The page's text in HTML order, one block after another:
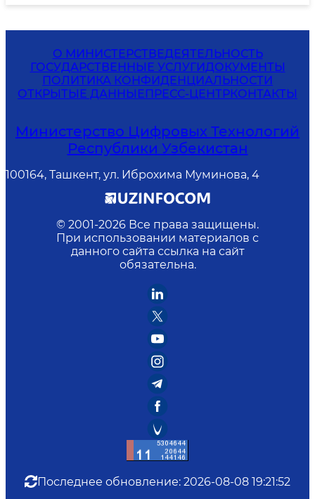
О МИНИСТЕРСТВЕДЕЯТЕЛЬНОСТЬ
ГОСУДАРСТВЕННЫЕ УСЛУГИДОКУМЕНТЫ
ПОЛИТИКА КОНФИДЕНЦИАЛЬНОСТИ
ОТКРЫТЫЕ ДАННЫЕПРЕСС-ЦЕНТРКОНТАКТЫ
Министерство Цифровых Технологий
Республики Узбекистан
100164, Ташкент, ул. Иброхима Муминова, 4
© 2001-2026 Все права защищены.
При использовании материалов с
данного сайта ссылка на сайт
обязательна.
Последнее обновление: 2026-08-08 19:21:52